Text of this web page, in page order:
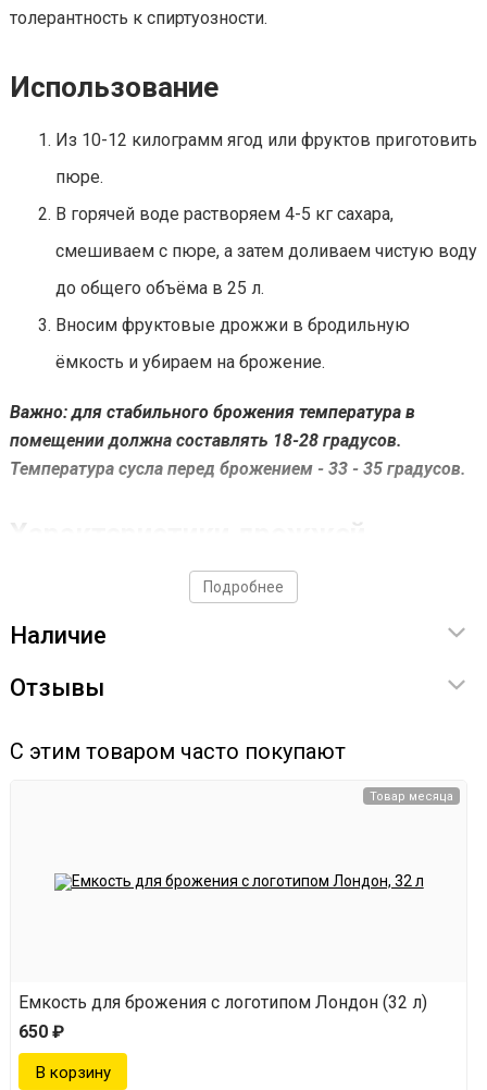
толерантность к спиртуозности.
Использование
Из 10-12 килограмм ягод или фруктов приготовить
пюре.
В горячей воде растворяем 4-5 кг сахара,
смешиваем с пюре, а затем доливаем чистую воду
до общего объёма в 25 л.
Вносим фруктовые дрожжи в бродильную
ёмкость и убираем на брожение.
Важно: для стабильного брожения температура в
помещении должна составлять 18-28 градусов.
Температура сусла перед брожением - 33 - 35 градусов.
Производство - сделано в России;
состав - 30% питательные элементы, 70% дрожжи.
Подробнее
Наличие
Отзывы
С этим товаром часто покупают
Товар месяца
Емкость для брожения с логотипом Лондон (32 л)
650 ₽